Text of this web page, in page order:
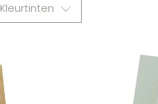
Kleurtinten